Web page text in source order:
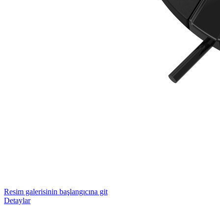
Resim galerisinin başlangıcına git
Detaylar